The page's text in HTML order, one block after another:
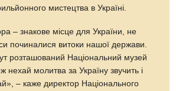
мистецтва в Україні.
– знакове місце для України, не
починалися витоки нашої держави.
розташований Національний музей
нехай молитва за Україну звучить і
– каже директор Національного